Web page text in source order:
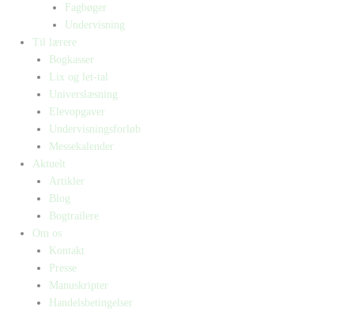
Fagbøger
Undervisning
Til lærere
Bogkasser
Lix og let-tal
Universlæsning
Elevopgaver
Undervisningsforløb
Messekalender
Aktuelt
Artikler
Blog
Bogtrailere
Om os
Kontakt
Presse
Manuskripter
Handelsbetingelser